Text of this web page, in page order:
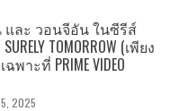
ละ วอนจีอัน ในซีรีส์
TOMORROW (เพียง
าะที่ PRIME VIDEO
2025